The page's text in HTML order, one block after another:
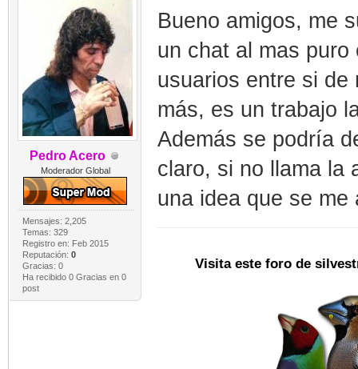
Pedro Acero
Moderador Global
Mensajes: 2,205
Temas: 329
Registro en: Feb 2015
Reputación: 0
Gracias: 0
Ha recibido 0 Gracias en 0
post
Bueno amigos, me
un chat al mas
usuarios entre si de
más, es un trabajo
Además se podría
claro, si no llama la
una idea que se me
Visita este foro de